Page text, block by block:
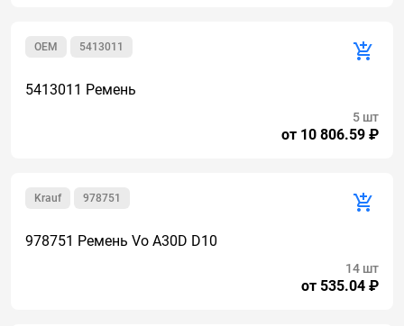
5413011
OEM
5413011 Ремень
от 10 806.59 ₽
5 шт
978751
Krauf
978751 Ремень Vo A30D D10
от 535.04 ₽
14 шт